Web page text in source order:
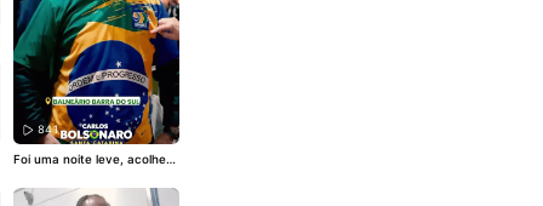
841
Foi uma noite leve, acolhed
cional Festa da Tainha reún